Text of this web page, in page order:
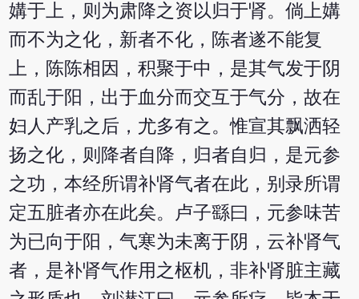
媾于上，则为肃降之资以归于肾。倘上媾
而不为之化，新者不化，陈者遂不能复
上，陈陈相因，积聚于中，是其气发于阴
而乱于阳，出于血分而交互于气分，故在
妇人产乳之后，尤多有之。惟宣其飘洒轻
扬之化，则降者自降，归者自归，是元参
之功，本经所谓补肾气者在此，别录所谓
定五脏者亦在此矣。卢子繇曰，元参味苦
为已向于阳，气寒为未离于阴，云补肾气
者，是补肾气作用之枢机，非补肾脏主藏